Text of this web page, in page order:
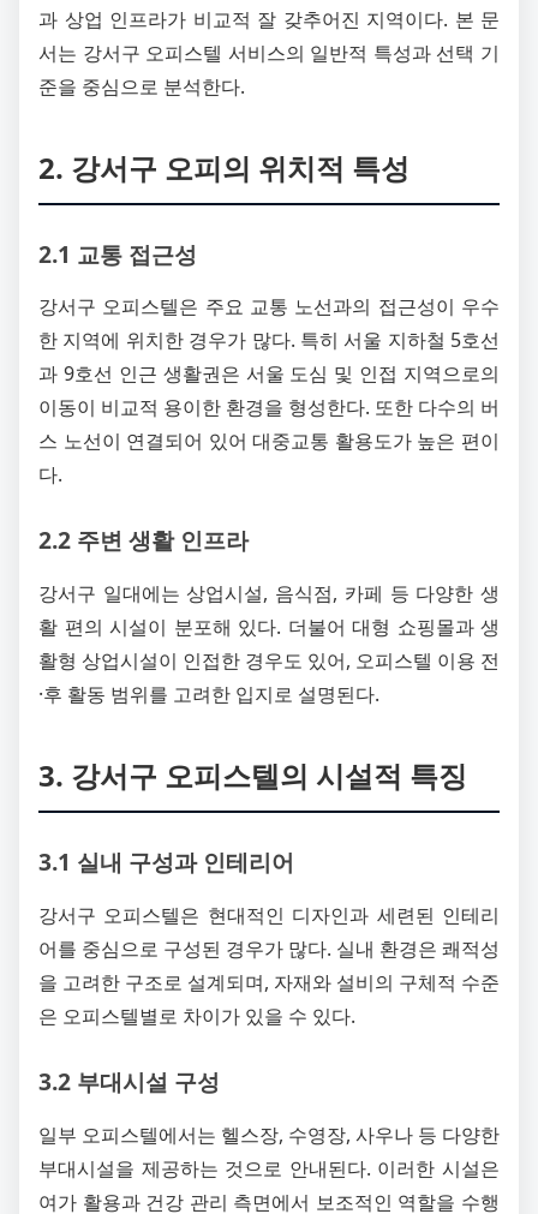
과 상업 인프라가 비교적 잘 갖추어진 지역이다. 본 문
서는 강서구 오피스텔 서비스의 일반적 특성과 선택 기
준을 중심으로 분석한다.
2. 강서구 오피의 위치적 특성
2.1 교통 접근성
강서구 오피스텔은 주요 교통 노선과의 접근성이 우수
한 지역에 위치한 경우가 많다. 특히 서울 지하철 5호선
과 9호선 인근 생활권은 서울 도심 및 인접 지역으로의
이동이 비교적 용이한 환경을 형성한다. 또한 다수의 버
스 노선이 연결되어 있어 대중교통 활용도가 높은 편이
다.
2.2 주변 생활 인프라
강서구 일대에는 상업시설, 음식점, 카페 등 다양한 생
활 편의 시설이 분포해 있다. 더불어 대형 쇼핑몰과 생
활형 상업시설이 인접한 경우도 있어, 오피스텔 이용 전
·후 활동 범위를 고려한 입지로 설명된다.
3. 강서구 오피스텔의 시설적 특징
3.1 실내 구성과 인테리어
강서구 오피스텔은 현대적인 디자인과 세련된 인테리
어를 중심으로 구성된 경우가 많다. 실내 환경은 쾌적성
을 고려한 구조로 설계되며, 자재와 설비의 구체적 수준
은 오피스텔별로 차이가 있을 수 있다.
3.2 부대시설 구성
일부 오피스텔에서는 헬스장, 수영장, 사우나 등 다양한
부대시설을 제공하는 것으로 안내된다. 이러한 시설은
여가 활용과 건강 관리 측면에서 보조적인 역할을 수행